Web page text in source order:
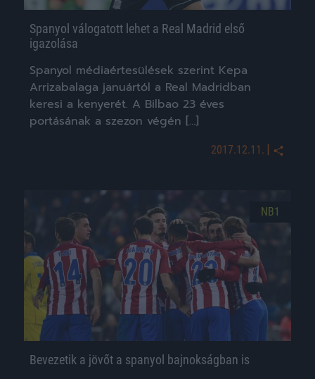
Spanyol válogatott lehet a Real Madrid első
igazolása
Spanyol médiaértesülések szerint Kepa
Arrizabalaga januártól a Real Madridban
keresi a kenyerét. A Bilbao 23 éves
portásának a szezon végén […]
2017.12.11. |
NB1
Bevezetik a jövőt a spanyol bajnokságban is